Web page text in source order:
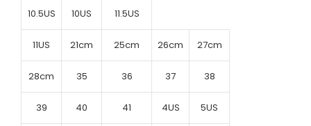
10.5US 10US 11.5US
11US 21cm 25cm 26cm 27cm
28cm 35 36 37 38
39 40 41 4US 5US